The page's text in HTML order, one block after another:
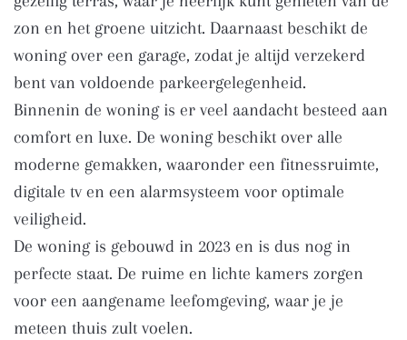
zon en het groene uitzicht. Daarnaast beschikt de
woning over een garage, zodat je altijd verzekerd
bent van voldoende parkeergelegenheid.
Binnenin de woning is er veel aandacht besteed aan
comfort en luxe. De woning beschikt over alle
moderne gemakken, waaronder een fitnessruimte,
digitale tv en een alarmsysteem voor optimale
veiligheid.
De woning is gebouwd in 2023 en is dus nog in
perfecte staat. De ruime en lichte kamers zorgen
voor een aangename leefomgeving, waar je je
meteen thuis zult voelen.